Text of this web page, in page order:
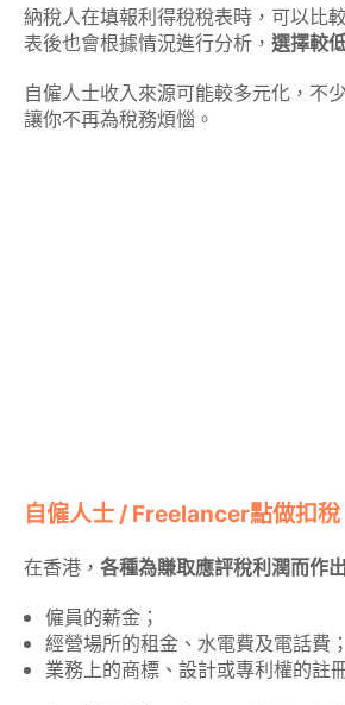
納稅人在填報利得稅稅表時，可以比
表後也會根據情況進行分析， 選擇較
自僱人士收入來源可能較多元化，不
讓你不再為稅務煩惱。
自僱人士 / Freelancer點做扣稅
在香港， 各種為賺取應評稅利潤而作
僱員的薪金；
經營場所的租金、水電費及電話費；
業務上的商標、設計或專利權的註